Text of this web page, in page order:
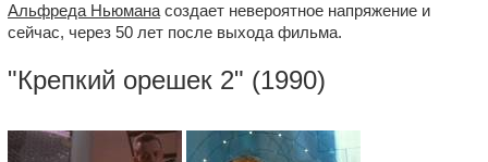
Альфреда Ньюмана создает невероятное напряжение и
сейчас, через 50 лет после выхода фильма.
"Крепкий орешек 2" (1990)